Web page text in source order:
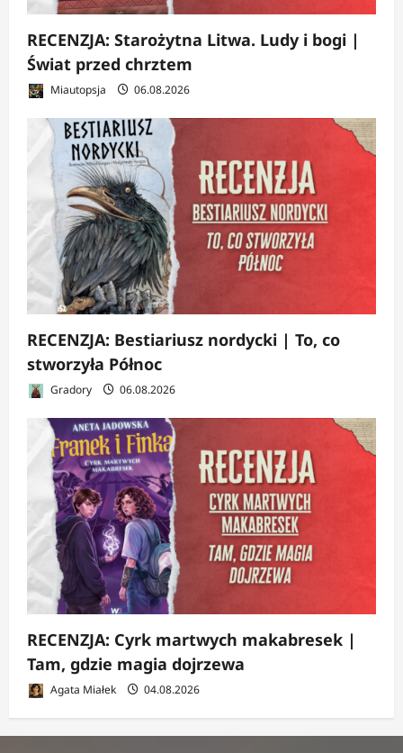
RECENZJA: Starożytna Litwa. Ludy i bogi |
Świat przed chrztem
Miautopsja 06.08.2026
RECENZJA: Bestiariusz nordycki | To, co
stworzyła Północ
Gradory 06.08.2026
RECENZJA: Cyrk martwych makabresek |
Tam, gdzie magia dojrzewa
Agata Miałek 04.08.2026